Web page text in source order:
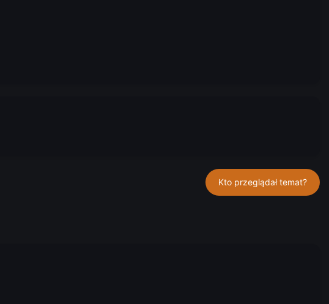
Kto przeglądał temat?